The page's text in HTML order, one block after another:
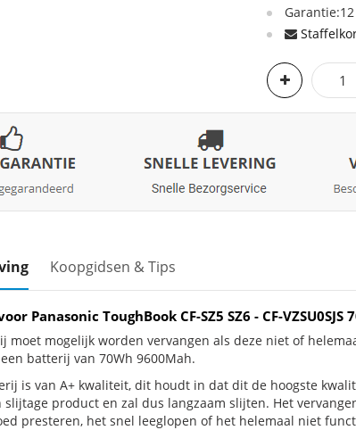
Koopgidsen & Tips
Panasonic ToughBook CF-SZ5 SZ6 - CF-
moet mogelijk worden vervangen als deze niet of
batterij van 70Wh 9600Mah.
is van A+ kwaliteit, dit houdt in dat dit de hoogste
slijtage product en zal dus langzaam slijten. Het
presteren, het snel leeglopen of het helemaal niet